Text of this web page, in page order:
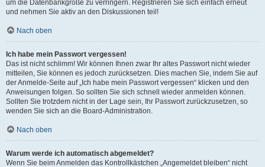
um die Datenbankgröße zu verringern. Registrieren Sie sich einfach erneut
und nehmen Sie aktiv an den Diskussionen teil!
Nach oben
Ich habe mein Passwort vergessen!
Das ist nicht schlimm! Wir können Ihnen zwar Ihr altes Passwort nicht wieder
mitteilen, Sie können es jedoch zurücksetzen. Dies machen Sie, indem Sie auf
der Anmelde-Seite auf „Ich habe mein Passwort vergessen“ klicken und den
Anweisungen folgen. So sollten Sie sich schnell wieder anmelden können.
Sollten Sie trotzdem nicht in der Lage sein, Ihr Passwort zurückzusetzen, so
wenden Sie sich an die Board-Administration.
Nach oben
Warum werde ich automatisch abgemeldet?
Wenn Sie beim Anmelden das Kontrollkästchen „Angemeldet bleiben“ nicht